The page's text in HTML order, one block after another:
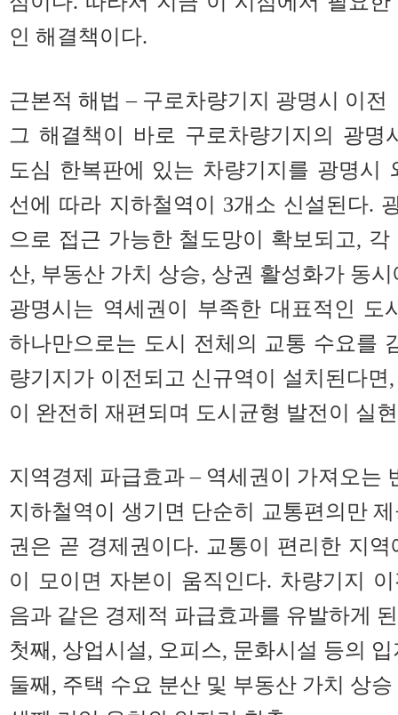
인 해결책이다.
근본적 해법 – 구로차량기지 광명시 이전
그 해결책이 바로 구로차량기지의 광명
도심 한복판에 있는 차량기지를 광명시
선에 따라 지하철역이 3개소 신설된다.
으로 접근 가능한 철도망이 확보되고,
산, 부동산 가치 상승, 상권 활성화가 동
광명시는 역세권이 부족한 대표적인 도
하나만으로는 도시 전체의 교통 수요를
량기지가 이전되고 신규역이 설치된다
이 완전히 재편되며 도시균형 발전이 실
지역경제 파급효과 – 역세권이 가져오는
지하철역이 생기면 단순히 교통편의만
권은 곧 경제권이다. 교통이 편리한 지
이 모이면 자본이 움직인다. 차량기지
음과 같은 경제적 파급효과를 유발하게
첫째, 상업시설, 오피스, 문화시설 등의
둘째, 주택 수요 분산 및 부동산 가치 상승